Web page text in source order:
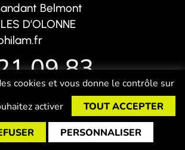
TÉL
Belmont
D’OLONNE
09 83
de confidentialitéSitemap
cookies et vous donne le contrôle sur
activer
TOUT ACCEPTER
PERSONNALISER